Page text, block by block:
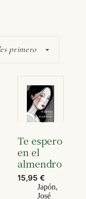
Te espero
en el
almendro
15,95€
Japón,
José